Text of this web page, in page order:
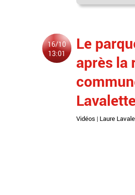
16/10
13:01
Le
après la
Vidéos | Laure